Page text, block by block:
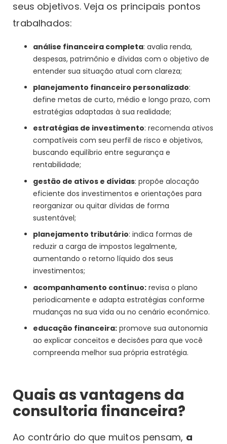
seus objetivos. Veja os principais pontos
trabalhados:
análise financeira completa: avalia renda,
despesas, patrimônio e dívidas com o objetivo de
entender sua situação atual com clareza;
planejamento financeiro personalizado:
define metas de curto, médio e longo prazo, com
estratégias adaptadas à sua realidade;
estratégias de investimento: recomenda ativos
compatíveis com seu perfil de risco e objetivos,
buscando equilíbrio entre segurança e
rentabilidade;
gestão de ativos e dívidas: propõe alocação
eficiente dos investimentos e orientações para
reorganizar ou quitar dívidas de forma
sustentável;
planejamento tributário: indica formas de
reduzir a carga de impostos legalmente,
aumentando o retorno líquido dos seus
investimentos;
acompanhamento contínuo: revisa o plano
periodicamente e adapta estratégias conforme
mudanças na sua vida ou no cenário econômico.
educação financeira: promove sua autonomia
ao explicar conceitos e decisões para que você
compreenda melhor sua própria estratégia.
Quais as vantagens da
consultoria financeira?
Ao contrário do que muitos pensam, a